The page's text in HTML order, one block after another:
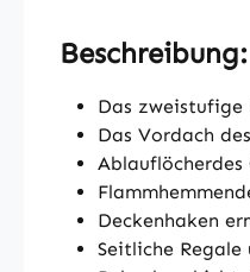
Beschreibung:
Das
Das Vordach
Ablauflöcherdes
Deckenhaken
Seitliche